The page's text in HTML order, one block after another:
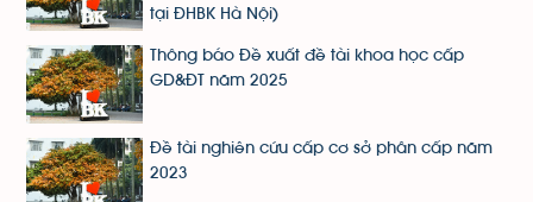
tại ĐHBK Hà Nội)
Thông báo Đề xuất đề tài khoa học cấp
GD&ĐT năm 2025
Đề tài nghiên cứu cấp cơ sở phân cấp năm
2023